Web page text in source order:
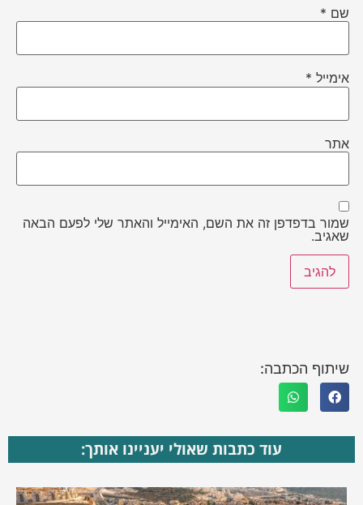
שם *
אימייל *
אתר
שמור בדפדפן זה את השם, האימייל והאתר שלי לפעם הבאה
שאגיב.
שיתוף הכתבה:
עוד כתבות שאולי יעניינו אותך: